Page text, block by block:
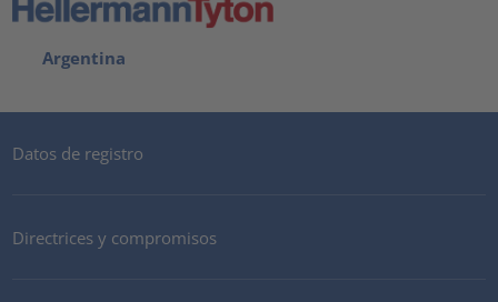
Argentina
Datos de registro
Directrices y compromisos